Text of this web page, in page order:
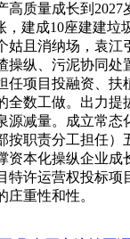
高质量成长到2027
，建成10座建建垃
姑且消纳场，袁江
操纵、污泥协同处
任项目投融资、扶
全数工做。出力提
源减量。成立常态
按职责分工担任）
资本化操纵企业成
特许运营权投标项
庄重性和性。